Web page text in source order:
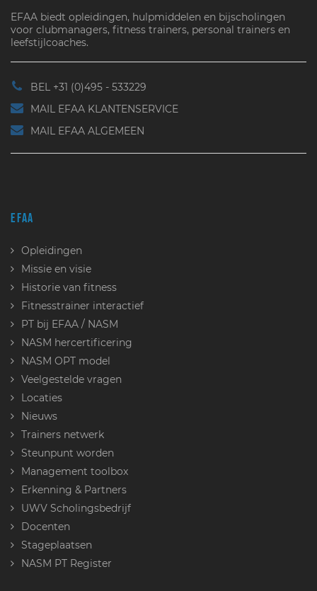
EFAA biedt opleidingen, hulpmiddelen en bijscholingen
voor clubmanagers, fitness trainers, personal trainers en
leefstijlcoaches.
BEL +31 (0)495 - 533229
MAIL EFAA KLANTENSERVICE
MAIL EFAA ALGEMEEN
EFAA
Opleidingen
Missie en visie
Historie van fitness
Fitnesstrainer interactief
PT bij EFAA / NASM
NASM hercertificering
NASM OPT model
Veelgestelde vragen
Locaties
Nieuws
Trainers netwerk
Steunpunt worden
Management toolbox
Erkenning & Partners
UWV Scholingsbedrijf
Docenten
Stageplaatsen
NASM PT Register